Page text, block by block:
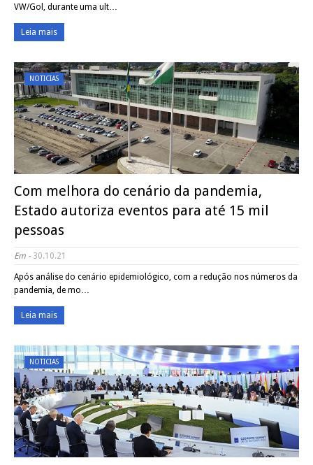
VW/Gol, durante uma ult…
Leia mais
NOTICIAS
Com melhora do cenário da pandemia,
Estado autoriza eventos para até 15 mil
pessoas
Em - 30.10.21
Após análise do cenário epidemiológico, com a redução nos números da
pandemia, de mo…
Leia mais
NOTICIAS